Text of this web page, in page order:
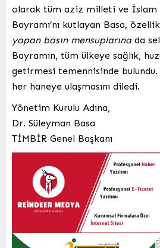
olarak tüm aziz milleti ve İslam
Bayramı’nı kutlayan Basa,
yapan basın mensuplarınada
Bayramın, tüm ülkeye sağlık,
getirmesi temennisinde
her haneye ulaşmasını diledi.
Yönetim Kurulu Adına,
Dr. Süleyman Basa
TİMBİR Genel Başkanı